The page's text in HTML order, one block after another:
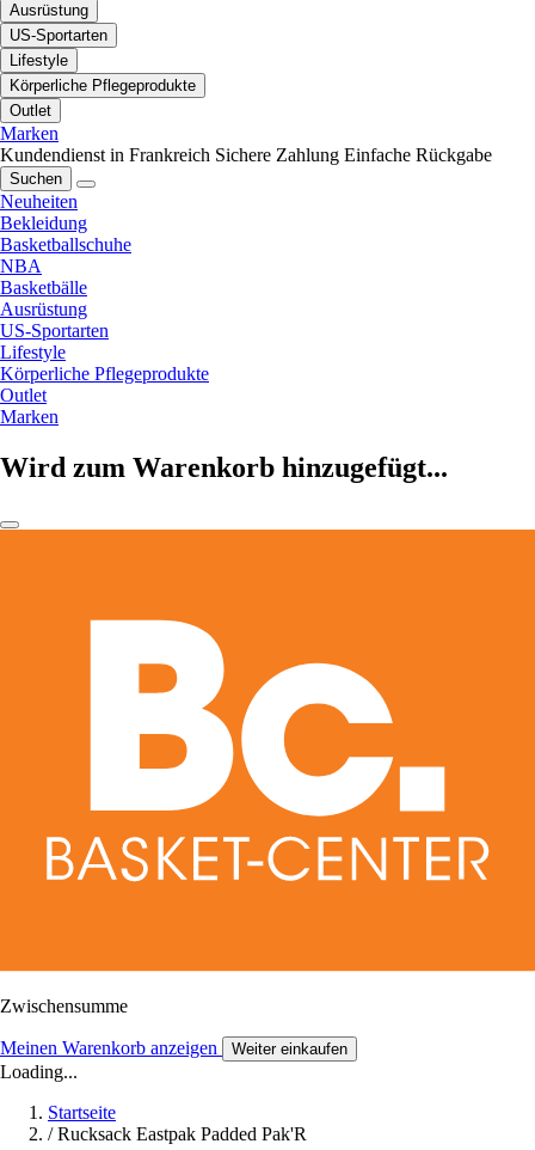
Ausrüstung
US-Sportarten
Lifestyle
Körperliche Pflegeprodukte
Outlet
Marken
Kundendienst in Frankreich Sichere Zahlung Einfache Rückgabe
Suchen
Neuheiten
Bekleidung
Basketballschuhe
NBA
Basketbälle
Ausrüstung
US-Sportarten
Lifestyle
Körperliche Pflegeprodukte
Outlet
Marken
Wird zum Warenkorb hinzugefügt...
Zwischensumme
Meinen Warenkorb anzeigen Weiter einkaufen
Loading...
Startseite
/ Rucksack Eastpak Padded Pak'R